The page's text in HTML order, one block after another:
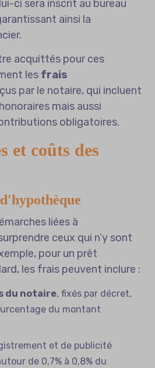
ci sera inscrit au bureau
ainsi la
acquittés pour ces
les frais
par le notaire, qui incluent
mais aussi
obligatoires.
et coûts des
liées à
ceux qui n’y sont
pour un prêt
les frais peuvent inclure :
du notaire, fixés par décret,
du montant
et de publicité
de 0,7% à 0,8% du